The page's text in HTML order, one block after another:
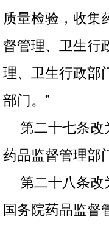
质量检验，收集
督管理、卫生行
理、卫生行政部
部门。”
第二十七条改
药品监督管理部
第二十八条改
国务院药品监督